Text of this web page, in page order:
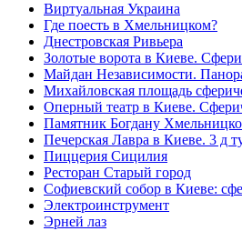
Виртуальная Украина
Где поесть в Хмельницком?
Днестровская Ривьера
Золотые ворота в Киеве.
Майдан Независимости.
Михайловская площадь
Оперный театр в Киеве.
Памятник Богдану
Печерская Лавра в Киеве. 3 д
Пиццерия Сицилия
Ресторан Старый город
Софиевский собор в Киеве:
Электроинструмент
Эрней лаз